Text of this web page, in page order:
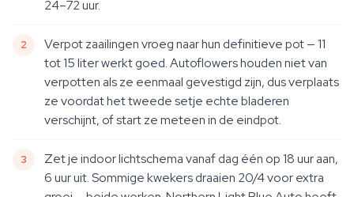
24–72 uur.
Verpot zaailingen vroeg naar hun definitieve pot — 11
tot 15 liter werkt goed. Autoflowers houden niet van
verpotten als ze eenmaal gevestigd zijn, dus verplaats
ze voordat het tweede setje echte bladeren
verschijnt, of start ze meteen in de eindpot.
Zet je indoor lichtschema vanaf dag één op 18 uur aan,
6 uur uit. Sommige kwekers draaien 20/4 voor extra